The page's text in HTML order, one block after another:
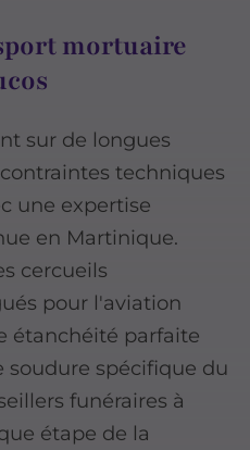
mortuaire
sur de longues
techniques
une expertise
en Martinique.
cercueils
pour l'aviation
étanchéité parfaite
soudure spécifique du
funéraires à
étape de la